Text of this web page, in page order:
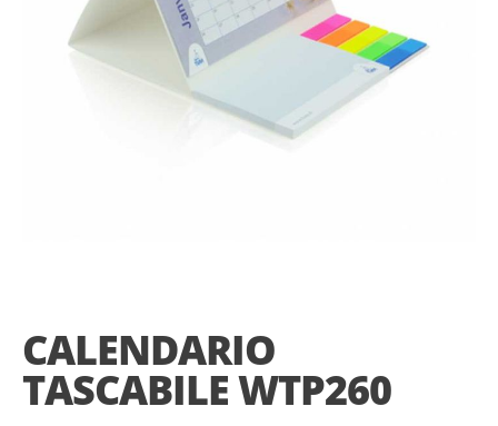
beginning
of
the
images
CALENDARIO
TASCABILE WTP260